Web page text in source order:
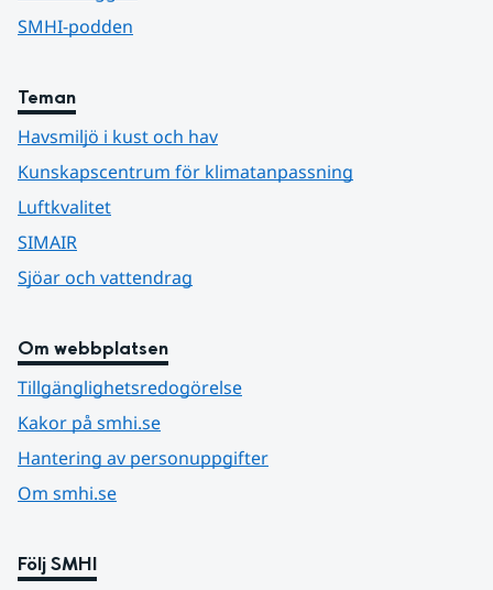
SMHI-podden
Teman
Havsmiljö i kust och hav
Kunskapscentrum för klimatanpassning
Luftkvalitet
SIMAIR
Sjöar och vattendrag
Om webbplatsen
Tillgänglighetsredogörelse
Kakor på smhi.se
Hantering av personuppgifter
Om smhi.se
Följ SMHI